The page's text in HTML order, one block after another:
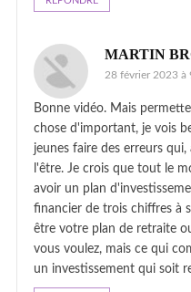
MARTIN
28 février 2023 à
Bonne vidéo. Mais
chose d'important, je vois
jeunes faire des erreurs
l'être. Je crois que tout le
avoir un plan
financier de trois chiffres à
être votre plan de retraite
vous voulez, mais ce qui
un investissement qui soit